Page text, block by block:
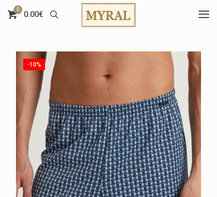
0
0.00€
-10%